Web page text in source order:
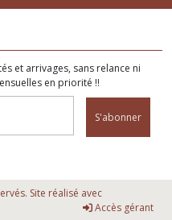
et arrivages, sans relance ni
en priorité !!
S'abonner
Site réalisé avec
Accès gérant